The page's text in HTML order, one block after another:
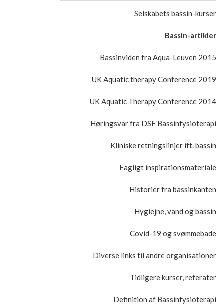
Selskabets bassin-kurser
Bassin-artikler
Bassinviden fra Aqua-Leuven 2015
UK Aquatic therapy Conference 2019
UK Aquatic Therapy Conference 2014
Høringsvar fra DSF Bassinfysioterapi
Kliniske retningslinjer ift. bassin
Fagligt inspirationsmateriale
Historier fra bassinkanten
Hygiejne, vand og bassin
Covid-19 og svømmebade
Diverse links til andre organisationer
Tidligere kurser, referater
Definition af Bassinfysioterapi